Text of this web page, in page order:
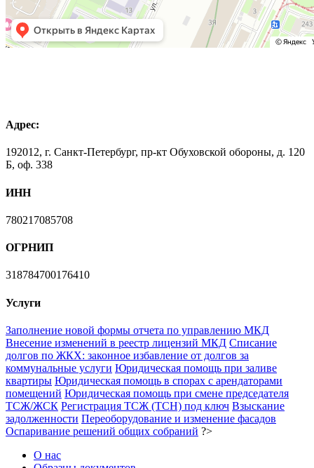
Адрес:
192012, г. Санкт-Петербург, пр-кт Обуховской обороны, д. 120
Б, оф. 338
ИНН
780217085708
ОГРНИП
318784700176410
Услуги
Заполнение новой формы отчета по управлению МКД
Внесение изменений в реестр лицензий МКД Списание
долгов по ЖКХ: законное избавление от долгов за
коммунальные услуги Юридическая помощь при заливе
квартиры Юридическая помощь в спорах с арендаторами
помещений Юридическая помощь при смене председателя
ТСЖ/ЖСК Регистрация ТСЖ (ТСН) под ключ Взыскание
задолженности Переоборудование и изменение фасадов
Оспаривание решений общих собраний ?>
О нас